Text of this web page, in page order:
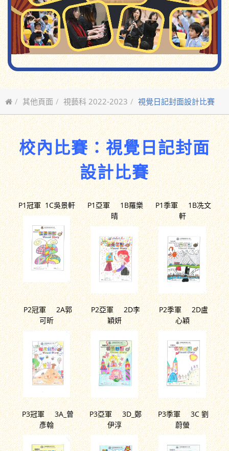
其他頁面 視藝科 2022-2023 視覺日記封面設計比賽
校內比賽：視覺日記封面
設計比賽
P1冠軍 1C吳景軒
P1亞軍 1B羅樂
晴
P1季軍 1B冼文
軒
P2冠軍 2A郭
可昕
P2亞軍 2D李
穎妍
P2季軍 2D盧
心穎
P3冠軍 3A_曾
彥翰
P3亞軍 3D_鄭
伊淳
P3季軍 3C 劉
蔚螢